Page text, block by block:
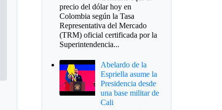
precio del dólar hoy en
Colombia según la Tasa
Representativa del Mercado
(TRM) oficial certificada por la
Superintendencia...
Abelardo de la
Espriella asume la
Presidencia desde
una base militar de
Cali